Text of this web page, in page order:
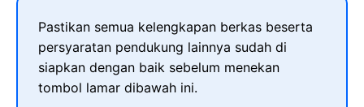
Pastikan semua kelengkapan berkas beserta
persyaratan pendukung lainnya sudah di
siapkan dengan baik sebelum menekan
tombol lamar dibawah ini.